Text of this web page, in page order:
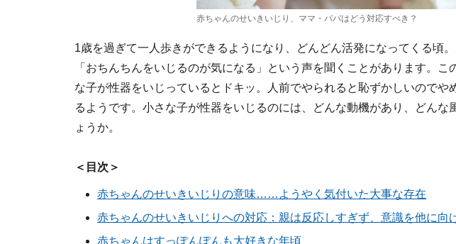
赤ちゃんのせいきいじり、ママ・パパはどう対応すべき？
1歳を過ぎて一人歩きができるようになり、どんどん活発になってくる頃。
「おちんちんをいじるのが気になる」という声を聞くことがあります。こ
な子が性器をいじっているとドキッ。人前でやられると恥ずかしいのでや
るようです。小さな子が性器をいじるのには、どんな動機があり、どんな
ょうか。
＜目次＞
赤ちゃんのせいきいじりの意味……ようやく気付いた大事な存在
赤ちゃんのせいきいじりへの対応：親は反応しすぎず、意識を他に向
赤ちゃんはすっぽんぽんも大好きな年頃